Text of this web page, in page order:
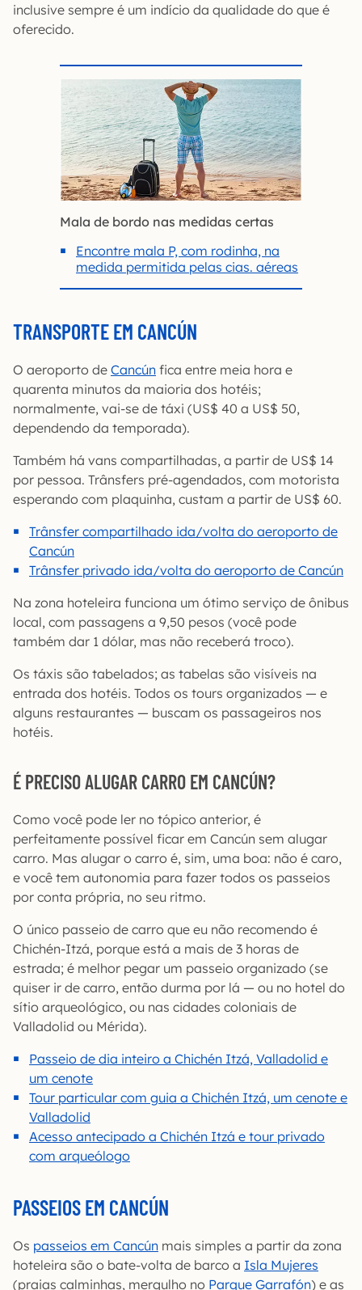
inclusive sempre é um indício da qualidade do que é
oferecido.
Mala de bordo nas medidas certas
Encontre mala P, com rodinha, na
medida permitida pelas cias. aéreas
TRANSPORTE EM CANCÚN
O aeroporto de Cancún fica entre meia hora e
quarenta minutos da maioria dos hotéis;
normalmente, vai-se de táxi (US$ 40 a US$ 50,
dependendo da temporada).
Também há vans compartilhadas, a partir de US$ 14
por pessoa. Trânsfers pré-agendados, com motorista
esperando com plaquinha, custam a partir de US$ 60.
Trânsfer compartilhado ida/volta do aeroporto de
Cancún
Trânsfer privado ida/volta do aeroporto de Cancún
Na zona hoteleira funciona um ótimo serviço de ônibus
local, com passagens a 9,50 pesos (você pode
também dar 1 dólar, mas não receberá troco).
Os táxis são tabelados; as tabelas são visíveis na
entrada dos hotéis. Todos os tours organizados — e
alguns restaurantes — buscam os passageiros nos
hotéis.
É PRECISO ALUGAR CARRO EM CANCÚN?
Como você pode ler no tópico anterior, é
perfeitamente possível ficar em Cancún sem alugar
carro. Mas alugar o carro é, sim, uma boa: não é caro,
e você tem autonomia para fazer todos os passeios
por conta própria, no seu ritmo.
O único passeio de carro que eu não recomendo é
Chichén-Itzá, porque está a mais de 3 horas de
estrada; é melhor pegar um passeio organizado (se
quiser ir de carro, então durma por lá — ou no hotel do
sítio arqueológico, ou nas cidades coloniais de
Valladolid ou Mérida).
Passeio de dia inteiro a Chichén Itzá, Valladolid e
um cenote
Tour particular com guia a Chichén Itzá, um cenote e
Valladolid
Acesso antecipado a Chichén Itzá e tour privado
com arqueólogo
PASSEIOS EM CANCÚN
Os passeios em Cancún mais simples a partir da zona
hoteleira são o bate-volta de barco a Isla Mujeres
(praias calminhas, mergulho no Parque Garrafón) e as